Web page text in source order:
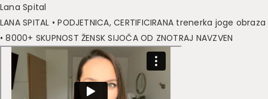
Lana Spital
LANA SPITAL • PODJETNICA, CERTIFICIRANA trenerka joge obraza
• 8000+ SKUPNOST ŽENSK SIJOČA OD ZNOTRAJ NAVZVEN